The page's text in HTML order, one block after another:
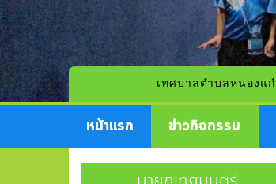
เทศบาลตำบลหนองแก๋ว ยินดีต้อนรับ
หน้าแรก ข่าวกิจกรรม